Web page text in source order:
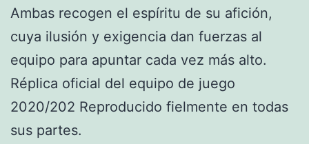
Ambas recogen el espíritu de su afición,
cuya ilusión y exigencia dan fuerzas al
equipo para apuntar cada vez más alto.
Réplica oficial del equipo de juego
2020/202 Reproducido fielmente en todas
sus partes.